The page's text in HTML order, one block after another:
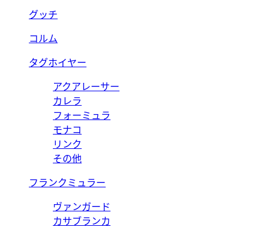
グッチ
コルム
タグホイヤー
アクアレーサー
カレラ
フォーミュラ
モナコ
リンク
その他
フランクミュラー
ヴァンガード
カサブランカ